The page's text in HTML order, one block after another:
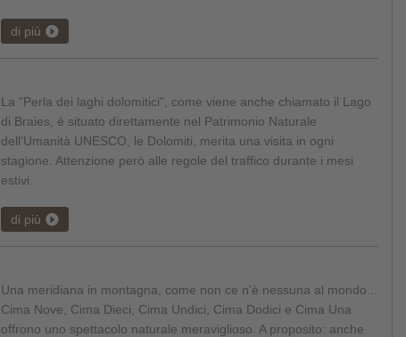
di più
La "Perla dei laghi dolomitici", come viene anche chiamato il Lago
di Braies, è situato direttamente nel Patrimonio Naturale
dell'Umanità UNESCO, le Dolomiti, merita una visita in ogni
stagione. Attenzione però alle regole del traffico durante i mesi
estivi.
di più
Una meridiana in montagna, come non ce n'è nessuna al mondo...
Cima Nove, Cima Dieci, Cima Undici, Cima Dodici e Cima Una
offrono uno spettacolo naturale meraviglioso. A proposito: anche